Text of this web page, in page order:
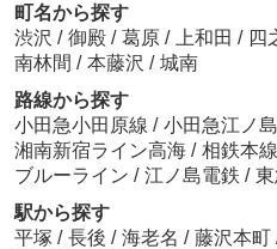
町名から探す
渋沢 / 御殿 / 葛原 / 上和田 / 四
南林間 / 本藤沢 / 城南
路線から探す
小田急小田原線 / 小田急江ノ
湘南新宿ライン高海 / 相鉄本線
ブルーライン / 江ノ島電鉄 /
駅から探す
平塚 / 長後 / 海老名 / 藤沢本町